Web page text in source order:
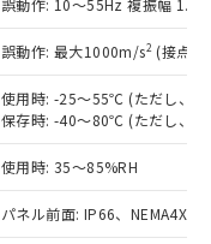
誤動作: 10～55Hz 複振幅
誤動作: 最大1000m/s2 (接点
使用時: -25～55℃ (ただし、氷
保存時: -40～80℃ (ただし、氷
使用時: 35～85%RH
パネル前面: IP66、NEMA4X,
準価格はお客
客様担当のオ
当社販売員に
や当社販売拠
」をご確認
結果を当社の
漏洩または開
す。
御機器に対する
閾値を超える意
。
フタル酸ジ
ブチルベンジ
)) : 1000ppm
。
に輸出されな
ます。
器、ミサイ
またはその他
装置等に一切
者に販売する
3の内容を当
た当社は、
が在庫あり
状況につ
引先、ま
ムロン制御
員にご確